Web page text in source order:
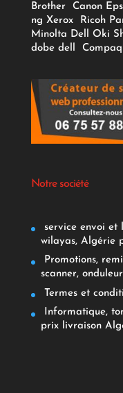
Brother Canon
ng Xerox Ricoh
Minolta Dell Oki
dobe dell Compaq
Notre société
service envoi et
wilayas, Algérie
Promotions,
scanner,
Termes et
Informatique,
prix livraison